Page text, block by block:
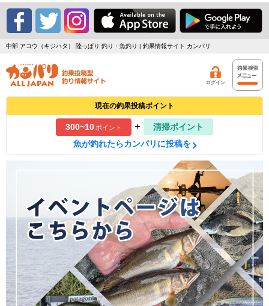
中部 アコウ（キジハタ） 陸っぱり 釣り・魚釣り | 釣果情報サイト カンパリ
ログイン
現在の釣果投稿ポイント
300~10ポイント +
清掃ポイント
魚が釣れたらカンパリに投稿を